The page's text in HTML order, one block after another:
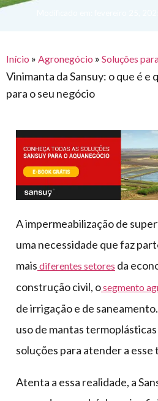
para
civil
piscinas
móveis,
calçados,
epi's
e
multiúso
lonas
vida
de
Início » Agronegócio » Soluções
Vinimanta da Sansuy: o que é e
para o seu negócio
A impermeabilização de
uma necessidade que faz
mais diferentes setores da
construção civil, osegmento
de irrigação e de
uso de mantas
soluções para atender a esse
Atenta a essa realidade, a